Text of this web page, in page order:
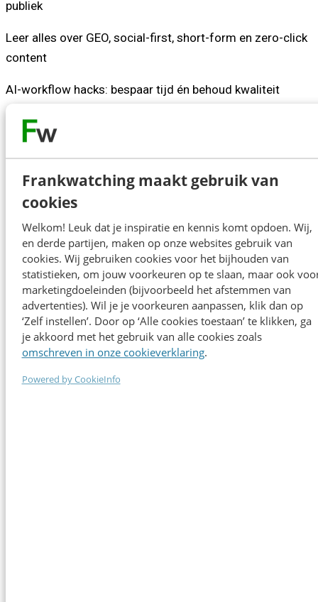
Frankwatching maakt gebruik van
cookies
Welkom! Leuk dat je inspiratie en kennis komt opdoen. Wij,
en derde partijen, maken op onze websites gebruik van
cookies. Wij gebruiken cookies voor het bijhouden van
statistieken, om jouw voorkeuren op te slaan, maar ook
marketingdoeleinden (bijvoorbeeld het afstemmen van
advertenties). Wil je je voorkeuren aanpassen, klik dan op
‘Zelf instellen’. Door op ‘Alle cookies toestaan’ te klikken, ga
je akkoord met het gebruik van alle cookies zoals
omschreven in onze cookieverklaring.
Powered by CookieInfo
publiek
Leer alles over GEO, social-first, short-form en zero-click
content
AI-workflow hacks: bespaar tijd én behoud kwaliteit
Luisteren, doen en meepraten: leer op jouw manier en
word de expert in je organisatie.
Vertaal duurzaamheidsdoelen naar content die raakt en
Programma
Sprekers 2026